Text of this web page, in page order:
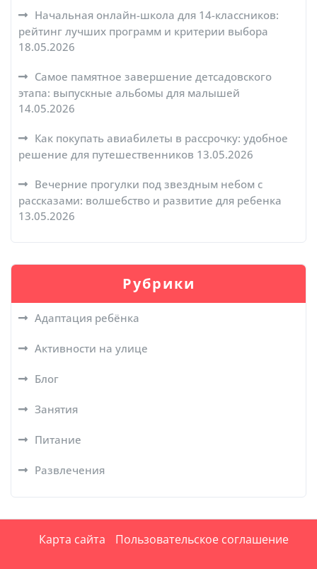
Начальная онлайн-школа для 14-классников:
рейтинг лучших программ и критерии выбора
18.05.2026
Самое памятное завершение детсадовского
этапа: выпускные альбомы для малышей
14.05.2026
Как покупать авиабилеты в рассрочку: удобное
решение для путешественников 13.05.2026
Вечерние прогулки под звездным небом с
рассказами: волшебство и развитие для ребенка
13.05.2026
Рубрики
Адаптация ребёнка
Активности на улице
Блог
Занятия
Питание
Развлечения
Карта сайта Пользовательское соглашение